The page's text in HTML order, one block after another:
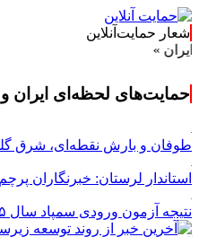
شعار حمایت‌آنلاین
حمایت‌های لحظه‌ای ایران
طوفان و بارش نقطه‌ای، شرق
استاندار لرستان: خبرنگاران
نتیجه آزمون ورودی سمپاد سال ۱۴۰۵ اعلام شد